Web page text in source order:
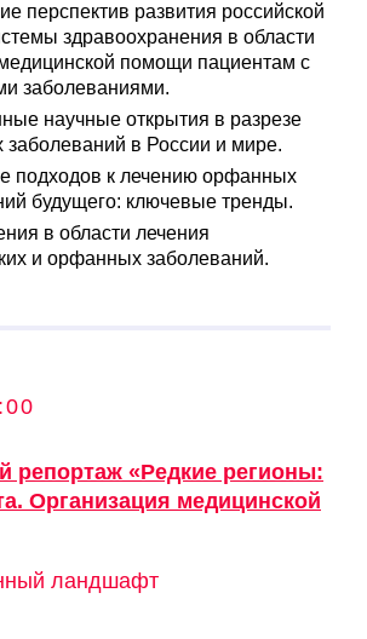
перспектив развития российской
здравоохранения в области
помощи пациентам с
заболеваниями.
научные открытия в разрезе
в России и мире.
подходов к лечению орфанных
будущего: ключевые тренды.
в области лечения
и орфанных заболеваний.
репортаж «Редкие регионы:
Организация медицинской
ландшафт